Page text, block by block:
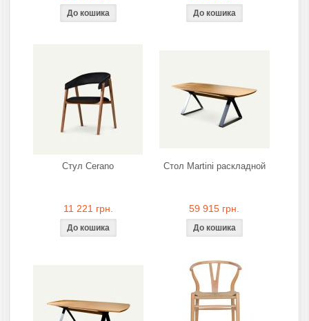
Стул Cerano
11 221 грн.
Стол Martini раскладной
59 915 грн.